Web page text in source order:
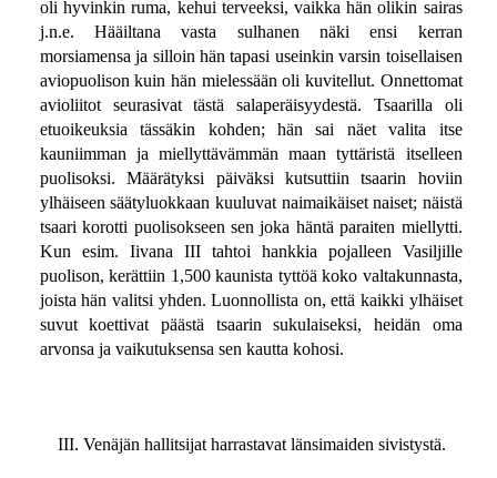
oli hyvinkin ruma, kehui terveeksi, vaikka hän olikin sairas
j.n.e. Hääiltana vasta sulhanen näki ensi kerran
morsiamensa ja silloin hän tapasi useinkin varsin toisellaisen
aviopuolison kuin hän mielessään oli kuvitellut. Onnettomat
avioliitot seurasivat tästä salaperäisyydestä. Tsaarilla oli
etuoikeuksia tässäkin kohden; hän sai näet valita itse
kauniimman ja miellyttävämmän maan tyttäristä itselleen
puolisoksi. Määrätyksi päiväksi kutsuttiin tsaarin hoviin
ylhäiseen säätyluokkaan kuuluvat naimaikäiset naiset; näistä
tsaari korotti puolisokseen sen joka häntä paraiten miellytti.
Kun esim. Iivana III tahtoi hankkia pojalleen Vasiljille
puolison, kerättiin 1,500 kaunista tyttöä koko valtakunnasta,
joista hän valitsi yhden. Luonnollista on, että kaikki ylhäiset
suvut koettivat päästä tsaarin sukulaiseksi, heidän oma
arvonsa ja vaikutuksensa sen kautta kohosi.
III. Venäjän hallitsijat harrastavat länsimaiden sivistystä.